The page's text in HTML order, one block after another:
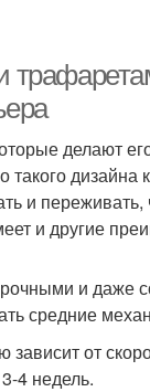
делают
дизайна
переживать,
и другие
и даже
средние
от
4 недель.